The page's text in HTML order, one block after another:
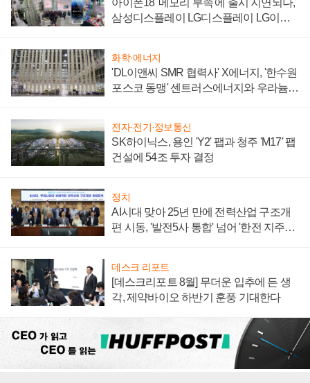
아이폰18 '메모리 부족'에 출시 지연되나,
삼성디스플레이 LG디스플레이 LG이노
화학·에너지
'DL이앤씨 SMR 협력사' X에너지, '한수원
포스코 동맹' 센트러스에너지와 우라늄
전자·전기·정보통신
SK하이닉스, 용인 'Y2' 팹과 청주 'M17' 팹
건설에 54조 투자 결정
정치
AI시대 맞아 25년 만에 전력산업 구조개
편 시동, '발전5사 통합' 넘어 '한전 지주사'
데스크 리포트
[데스크리포트 8월] 무더운 입추에 든 생
각, 제약바이오 하반기 훈풍 기대한다